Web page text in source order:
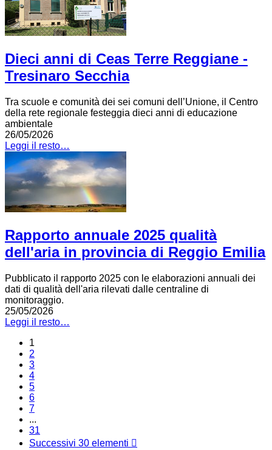
Dieci anni di Ceas Terre Reggiane -
Tresinaro Secchia
Tra scuole e comunità dei sei comuni dell’Unione, il Centro
della rete regionale festeggia dieci anni di educazione
ambientale
26/05/2026
Leggi il resto…
Rapporto annuale 2025 qualità
dell'aria in provincia di Reggio Emilia
Pubblicato il rapporto 2025 con le elaborazioni annuali dei
dati di qualità dell'aria rilevati dalle centraline di
monitoraggio.
25/05/2026
Leggi il resto…
1
2
3
4
5
6
7
...
31
Successivi 30 elementi